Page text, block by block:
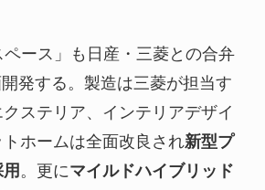
ース」も日産・三菱との合弁
発する。製造は三菱が担当す
ステリア、インテリアデザイ
ホームは全面改良され新型プ
。更にマイルドハイブリッド